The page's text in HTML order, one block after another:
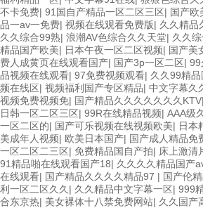
不卡免费| 91国自产精品一区二区三区| 国产欧
品一av一免费| 视频在线观看免费版| 久久精品
久久综合99熟| 浪潮AV色综合久久天堂| 久久
精品国产欧美| 日本午夜一区二区视频| 国产美
费人成黄页在线观看国产| 国产3p一区二区| 99
品视频在线观看| 97免费视频观看| 久久99精
频在线区| 视频福利国产专区精品| 中文字幕久
视频免费视频免| 国产精品久久久久久久久KTV|
日韩一区二区三区| 99R在线精品视频| AAA级
一区二区的| 国产可乐视频在线视频欧美| 日本
美成年人视频| 欧美日本国产| 国产成人精品免
一区二区二三区| 免费精品国自产拍| 床上激清
91精品啪在线观看国产18| 久久久久精品国产
在线观看| 国产精品久久久久精品97 | 国产伦
利一区二区久久 | 久久精品中文字幕一区| 999
合东京热| 美女裸体十八禁免费网站| 久久国产